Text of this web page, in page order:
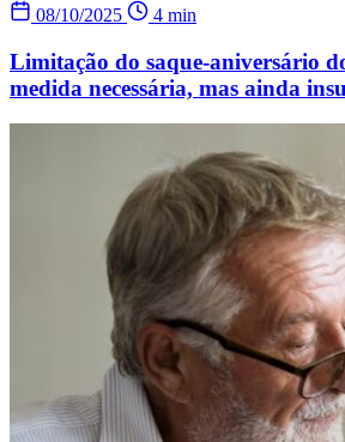
08/10/2025
4 min
Limitação do saque-aniversário
medida necessária, mas ainda